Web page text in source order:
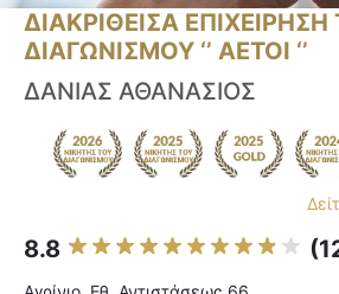
ΔΙΑΚΡΙΘΕΙΣΑ ΕΠΙΧΕΙΡΗΣΗ
ΔΙΑΓΩΝΙΣΜΟΥ ‘’ ΑΕΤΟΙ ‘’
ΔΑΝΙΑΣ ΑΘΑΝΑΣΙΟΣ
8.8